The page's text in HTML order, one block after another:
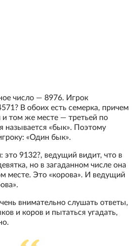
число — 8976. Игрок
В обоих есть семерка, причем
и том же месте — третьей по
называется «бык». Поэтому
«Один бык».
это 9132?, ведущий видит, что в
но в загаданном числе она
месте. Это «корова». И ведущий
внимательно слушать ответы,
и коров и пытаться угадать,